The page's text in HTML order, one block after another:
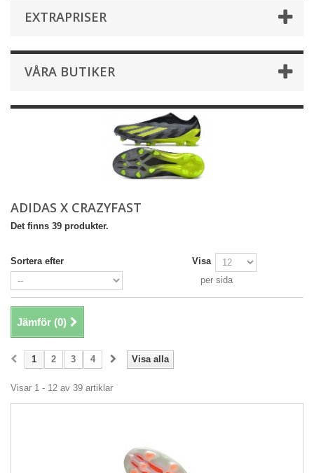
EXTRAPRISER
VÅRA BUTIKER
ADIDAS X CRAZYFAST
Det finns 39 produkter.
Sortera efter
Visa
per sida
Jämför (0)
Visa alla
1 2 3 4
Visar 1 - 12 av 39 artiklar